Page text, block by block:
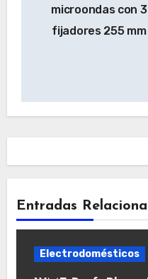
microondas con 3
fijadores 255 mm
Entradas
Electrodomésticos